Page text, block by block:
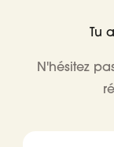
Tu
N'hésitez